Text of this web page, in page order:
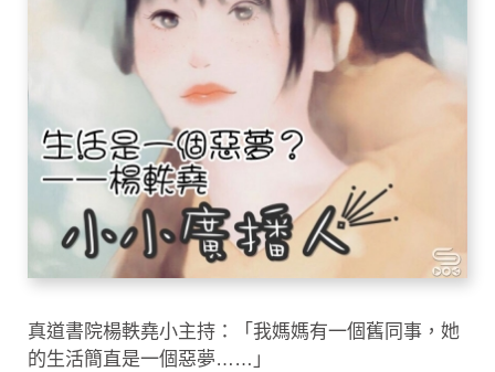
真道書院楊軼堯小主持：「我媽媽有一個舊同事，她
的生活簡直是一個惡夢……」